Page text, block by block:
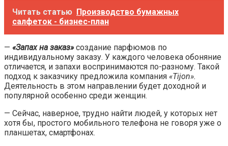
Читать статью Производство бумажных
салфеток - бизнес-план
— «Запах на заказ» создание парфюмов по
индивидуальному заказу. У каждого человека обоняние
отличается, и запахи воспринимаются по-разному. Такой
подход к заказчику предложила компания «Tijon».
Деятельность в этом направлении будет доходной и
популярной особенно среди женщин.
— Сейчас, наверное, трудно найти людей, у которых нет
хотя бы, простого мобильного телефона не говоря уже о
планшетах, смартфонах.